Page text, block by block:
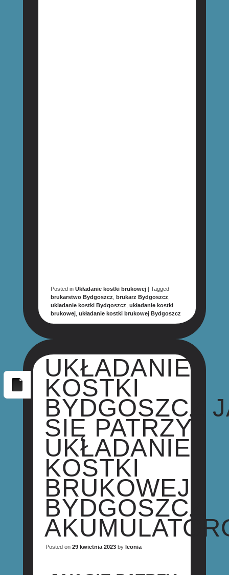
Posted in Układanie kostki brukowej | Tagged
brukarstwo Bydgoszcz brukarz Bydgoszcz
ukladanie kostki Bydgoszcz układanie kostki
brukowej, układanie kostki brukowej Bydgoszcz
UKŁADANIE
KOSTKI
BYDGOSZCZ
SIĘ PATRZY
UKŁADANIE
KOSTKI
BRUKOWEJ
BYDGOSZCZ
Posted on 29 kwietnia 2023by leonia